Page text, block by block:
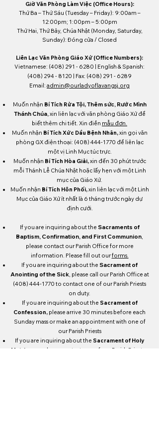
Giờ Văn Phòng Làm Việc (Office Hours):
Thứ Ba – Thứ Sáu (Tuesday – Friday): 9:00am –
12:00pm; 1:00pm – 5:00pm
Thứ Hai, Thứ Bảy, Chúa Nhật (Monday, Saturday,
Sunday): Đóng cửa / Closed
Liên Lạc Văn Phòng Giáo Xứ (Office Numbers):
Vietnamese: (408) 291 - 6280 | English & Spanish:
(408) 294 - 8120 | Fax: (408) 291 - 6289
Email: admin@ourladyoflavangsj.org
Muốn nhận Bí Tích Rửa Tội,Thêm sức, Rước Mình
Thánh Chúa,xin liên lạc với văn phòng Giáo Xứ để
biết thêm chi tiết. Xin điền mẫu đơn.
Muốn nhận Bí Tích Xức Dầu Bệnh Nhân,xin gọi văn
phòng GX điện thoại: (408) 444-1770 để liên lạc
một vị Linh Mục túc trực.
Muốn nhận Bí Tích Hòa Giải,xin đến 30 phút trước
mỗi Thánh Lễ Chúa Nhật hoặc lấy hẹn với một Linh
mục của Giáo Xứ.
Muốn nhận Bí Tích Hôn Phối,xin liên lạc với một Linh
Mục của Giáo Xứ ít nhất là 6 tháng trước ngày dự
định cưới.
If you are inquiring about the Sacraments of
Baptism, Confirmation, and First Communion,
please contact our Parish Office for more
information. Please fill out ourforms.
If you are inquiring about the Sacrament of
Anointing of the Sick, please call our Parish Office at
(408) 444-1770 to contact one of our Parish Priests
on duty.
If you are inquiring about the Sacrament of
Confession, please arrive 30 minutes before each
Sunday mass or make an appointment with one of
our Parish Priests
If you are inquiring about the Sacrament of Holy
Matrimony
, please contact one of our Parish Priests a